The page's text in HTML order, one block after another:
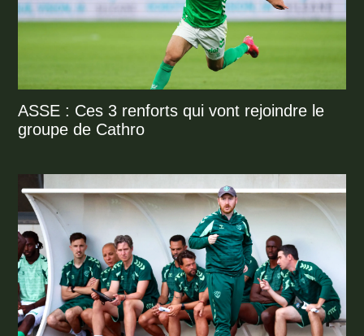
ASSE : Ces 3 renforts qui vont rejoindre le
groupe de Cathro